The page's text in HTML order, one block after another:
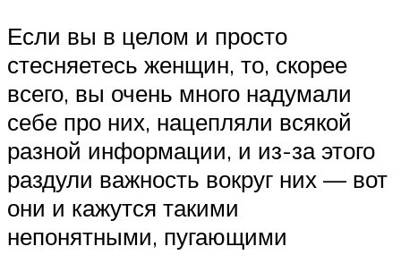
Если вы в целом и просто
стесняетесь женщин, то, скорее
всего, вы очень много надумали
себе про них, нацепляли всякой
разной информации, и из-за этого
раздули важность вокруг них — вот
они и кажутся такими
непонятными, пугающими